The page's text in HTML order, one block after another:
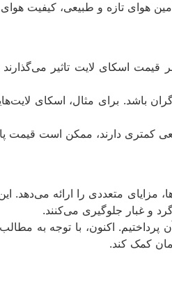
هوای تازه و طبیعی، کیفیت
قیمت اسکای لایت تاثیر
باشد. برای مثال، اسکای
کمتری دارند، ممکن است قیمت
مزایای متعددی را ارائه می‌دهد.
و غبار جلوگیری می‌کنند.
اکنون، با توجه به
کمک کند.